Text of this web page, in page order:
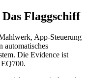
Flaggschiff
App-Steuerung
automatisches
Die Evidence ist